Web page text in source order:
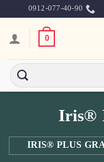
0912-077-40-90
0
Iris®
IRIS® PLUS